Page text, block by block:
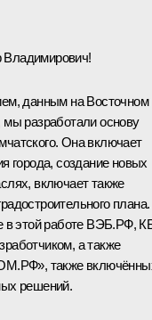
данным на Восточном
разработали основу
Она включает
города, создание новых
включает также
в этой работе ВЭБ.РФ,
а также
также
решений.